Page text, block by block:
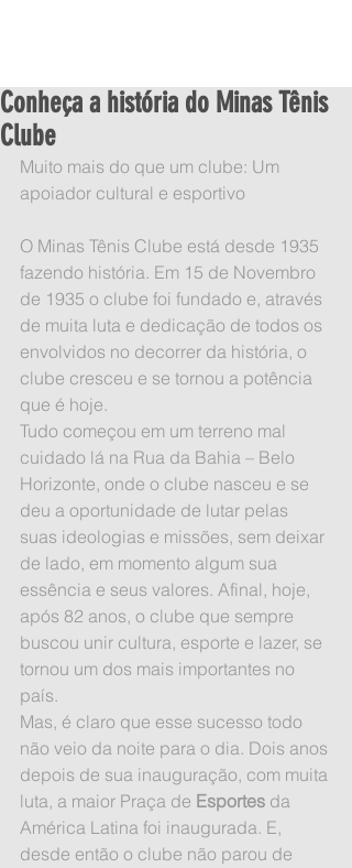
Conheça a história do Minas Tênis
Clube
Muito mais do que um clube: Um
apoiador cultural e esportivo
O Minas Tênis Clube está desde 1935
fazendo história. Em 15 de Novembro
de 1935 o clube foi fundado e, através
de muita luta e dedicação de todos os
envolvidos no decorrer da história, o
clube cresceu e se tornou a potência
que é hoje.
Tudo começou em um terreno mal
cuidado lá na Rua da Bahia – Belo
Horizonte, onde o clube nasceu e se
deu a oportunidade de lutar pelas
suas ideologias e missões, sem deixar
de lado, em momento algum sua
essência e seus valores. Afinal, hoje,
após 82 anos, o clube que sempre
buscou unir cultura, esporte e lazer, se
tornou um dos mais importantes no
país.
Mas, é claro que esse sucesso todo
não veio da noite para o dia. Dois anos
depois de sua inauguração, com muita
luta, a maior Praça de Esportes da
América Latina foi inaugurada. E,
desde então o clube não parou de